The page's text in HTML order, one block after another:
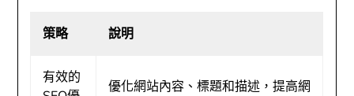
策略 說明
有效的
優化網站內容、標題和描述，提高網